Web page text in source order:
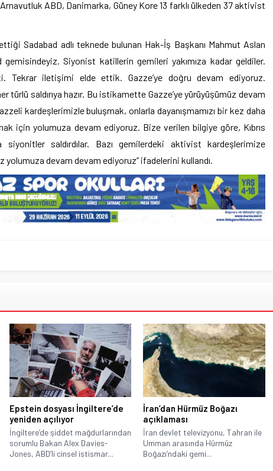
ABD, Danimarka, Güney Kore 13 farklı ülkeden 37 aktivist
Sadabad adlı teknede bulunan Hak-İş Başkanı Mahmut Aslan
gemisindeyiz. Siyonist katillerin gemileri yakımıza kadar geldiler.
Tekrar iletişimi elde ettik. Gazze’ye doğru devam ediyoruz.
türlü saldırıya hazır. Bu istikamette Gazze’ye yürüyüşümüz devam
kardeşlerimizle buluşmak, onlarla dayanışmamızı bir kez daha
için yolumuza devam ediyoruz. Bize verilen bilgiye göre, Kıbrıs
siyonitler saldırdılar. Bazı gemilerdeki aktivist kardeşlerimize
devam devam ediyoruz” ifadelerini kullandı.
Epstein dosyası İngiltere’de
yeniden açılıyor
İngiltere’de şiddet mağdurlarından
sorumlu Bakan Alex Davies-
Jones, ABD’li cinsel istismar...
İran’dan Hürmüz Boğazı
açıklaması
İran devlet televizyonu, Tahran ile
Umman arasında Hürmüz
Boğazı’ndaki gemi...